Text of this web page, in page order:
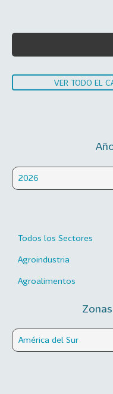
VER TODO EL
2026
Todos los Sectores
Agroindustria
Agroalimentos
América del Sur